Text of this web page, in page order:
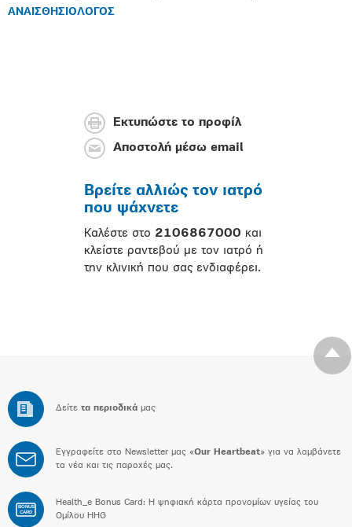
ΑΝΑΙΣΘΗΣΙΟΛΟΓΟΣ
Εκτυπώστε το προφίλ
Αποστολή μέσω email
Βρείτε αλλιώς τον ιατρό
που ψάχνετε
Καλέστε στο 2106867000 και
κλείστε ραντεβού με τον ιατρό ή
την κλινική που σας ενδιαφέρει.
Δείτε τα περιοδικά μας
Εγγραφείτε στο Newsletter μας «Our Heartbeat» για να λαμβάνετε
τα νέα και τις παροχές μας.
BONUS
CARD
Health_e Bonus Card: H ψηφιακή κάρτα προνομίων υγείας του
Ομίλου HHG